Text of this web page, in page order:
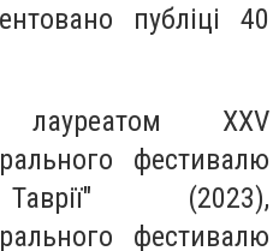
публіці 40
XXV
фестивалю
(2023),
фестивалю